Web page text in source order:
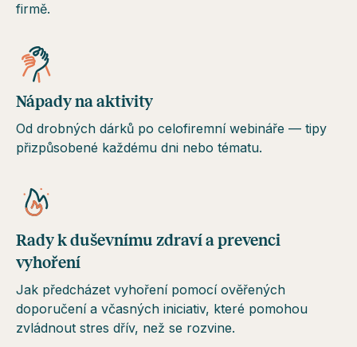
firmě.
Nápady na aktivity
Od drobných dárků po celofiremní webináře — tipy
přizpůsobené každému dni nebo tématu.
Rady k duševnímu zdraví a prevenci
vyhoření
Jak předcházet vyhoření pomocí ověřených
doporučení a včasných iniciativ, které pomohou
zvládnout stres dřív, než se rozvine.